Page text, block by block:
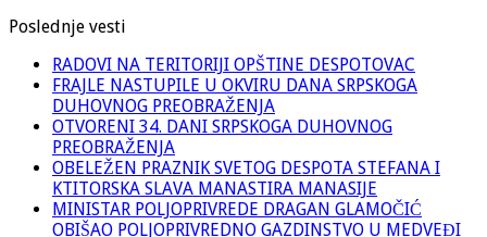
Poslednje vesti
RADOVI NA TERITORIJI OPŠTINE DESPOTOVAC
FRAJLE NASTUPILE U OKVIRU DANA SRPSKOGA
DUHOVNOG PREOBRAŽENJA
OTVORENI 34. DANI SRPSKOGA DUHOVNOG
PREOBRAŽENJA
OBELEŽEN PRAZNIK SVETOG DESPOTA STEFANA I
KTITORSKA SLAVA MANASTIRA MANASIJE
MINISTAR POLJOPRIVREDE DRAGAN GLAMOČIĆ
OBIŠAO POLJOPRIVREDNO GAZDINSTVO U MEDVEĐI